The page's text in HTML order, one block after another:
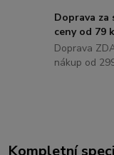
Doprava za
ceny od 79
Doprava
nákup od
Kompletní